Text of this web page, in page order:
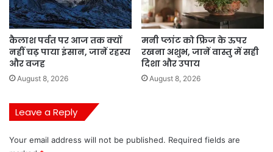
कैलाश पर्वत पर आज तक क्यों
नहीं चढ़ पाया इंसान, जानें रहस्य
और वजह
August 8, 2026
मनी प्लांट को फ्रिज के ऊपर
रखना अशुभ, जानें वास्तु में सही
दिशा और उपाय
August 8, 2026
Leave a Reply
Your email address will not be published. Required fields are